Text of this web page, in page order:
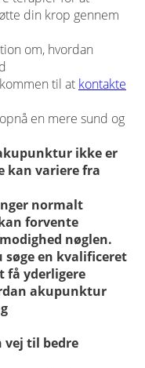
din krop gennem
om, hvordan
til at kontakte
en mere sund og
ikke er
kan variere fra
normalt
forvente
nøglen.
søge en kvalificeret
få yderligere
akupunktur
vej til bedre